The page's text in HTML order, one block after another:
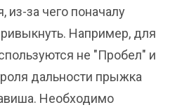
из-за чего поначалу
Например, для
не "Пробел" и
дальности прыжка
Необходимо